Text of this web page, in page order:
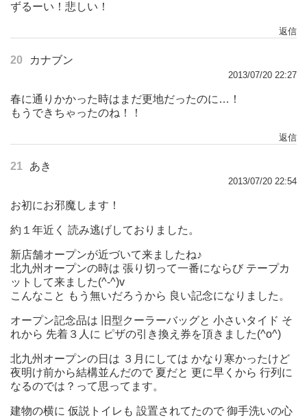
ずるーい！悲しい！
返信
20 カナブン
2013/07/20 22:27
春に通りかかった時はまだ更地だったのに…！
もうできちゃったのね！！
返信
21 あき
2013/07/20 22:54
お初にお邪魔します！
約１年近く 読み逃げしておりました。
新店舗オープンが近づいて来ましたね♪
北九州オープンの時は 張り切って一番にならび テープカ
ットして来ました(^-^)v
こんなこと もう無いだろうから 良い記念になりました。
オープン記念品は 旧型クーラーバッグと 小さいタイド そ
れから 先着３人に ピザの引き換え券を頂きました(^o^)
北九州オープンの日は ３月にしては かなり寒かったけど
夜明け前から結構並んだので 夏だと 更に早くから 行列に
なるのでは？って思ってます。
建物の横に 仮説トイレも 設置されてたので 御手洗いの心